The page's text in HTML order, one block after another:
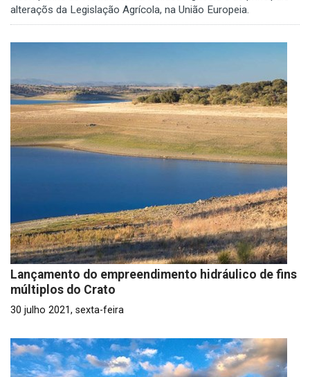
alteraçõs da Legislação Agrícola, na União Europeia.
Lançamento do empreendimento hidráulico de fins
múltiplos do Crato
30 julho 2021, sexta-feira